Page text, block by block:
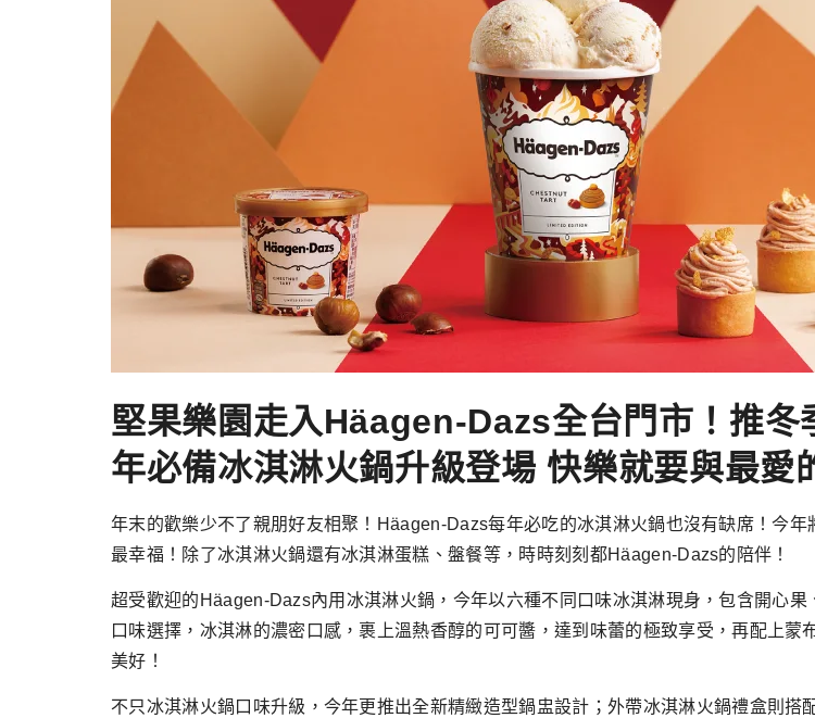
堅果樂園走入Häagen-Dazs全台門市！推
年必備冰淇淋火鍋升級登場 快樂就要與最愛
年末的歡樂少不了親朋好友相聚！Häagen-Dazs每年必吃的冰淇淋火鍋也沒有缺席！今
最幸福！除了冰淇淋火鍋還有冰淇淋蛋糕、盤餐等，時時刻刻都Häagen-Dazs的陪伴！
超受歡迎的Häagen-Dazs內用冰淇淋火鍋，今年以六種不同口味冰淇淋現身，包含開心
口味選擇，冰淇淋的濃密口感，裹上溫熱香醇的可可醬，達到味蕾的極致享受，再配上
美好！
不只冰淇淋火鍋口味升級，今年更推出全新精緻造型鍋盅設計；外帶冰淇淋火鍋禮盒則